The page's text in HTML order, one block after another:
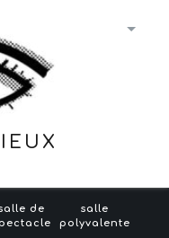
de
salle
polyvalente